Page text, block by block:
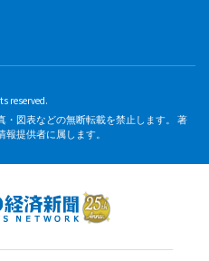
reserved.
図表などの無断転載を禁止します。 著
提供者に属します。